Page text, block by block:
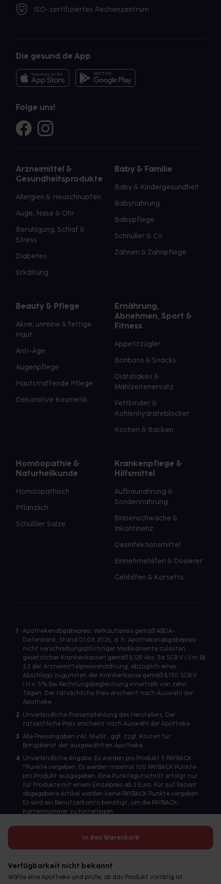
In den Warenkorb
Verfügbarkeit nicht bekannt
Wähle eine Apotheke und prüfe, ob das Produkt vorrätig ist.
ISO-zertifiziertes Rechenzentrum
Die gesund.de App
Folge uns!
Arzneimittel &
Gesundheitsprodukte
Allergien & Heuschnupfen
Auge, Nase & Ohr
Beruhigung, Schlaf &
Stress
Diabetes
Erkältung
Baby & Familie
Baby & Kindergesundheit
Babynahrung
Babypflege
Schnuller & Co.
Zahnen & Zahnpflege
Beauty & Pflege
Akne, unreine & fettige
Haut
Anti-Age
Augenpflege
Hautstraffende Pflege
Dekorative Kosmetik
Ernährung,
Abnehmen, Sport &
Fitness
Appetitzügler
Bonbons & Snacks
Diätshakes &
Mahlzeitenersatz
Fettbinder &
Kohlenhydrateblocker
Kochen & Backen
Homöopathie &
Naturheilkunde
Homöopathisch
Pflanzlich
Schüßler Salze
Krankenpflege &
Hilfsmittel
Aufbaunahrung &
Sondennahrung
Blasenschwäche &
Inkontinenz
Desinfektionsmittel
Einnehmehilfen & Dosierer
Gehhilfen & Korsetts
1
Apothekenabgabepreis: Verkaufspreis gemäß ABDA-
Datenbank, Stand 01.08.2026, d. h. Apothekenabgabepreis
nicht verschreibungspflichtiger Medikamente zulasten
gesetzlicher Krankenkassen gemäß § 129 Abs. 5a SGB V i.V.m §§
2,3 der Arzneimittelpreisverordnung, abzüglich eines
Abschlags zugunsten der Krankenkasse gemäß § 130 SGB V
i.H.v. 5% bei Rechnungsbegleichung innerhalb von zehn
Tagen. Der tatsächliche Preis erscheint nach Auswahl der
Apotheke.
2 Unverbindliche Preisempfehlung des Herstellers. Der
tatsächliche Preis erscheint nach Auswahl der Apotheke.
3 Alle Preisangaben inkl. MwSt., ggf. zzgl. Kosten für
Bringdienst der ausgewählten Apotheke.
4 Unverbindliche Angabe. Es werden pro Produkt 5 PAYBACK
°Punkte vergeben. Es werden maximal 100 PAYBACK Punkte
pro Produkt ausgegeben. Eine Punktegutschrift erfolgt nur
für Produkte mit einem Einzelpreis ab 2 Euro. Für auf Rezept
abgegebene Artikel werden keine PAYBACK Punkte vergeben.
Es wird ein Benutzerkonto benötigt, um die PAYBACK-
Kartennummer zu hinterlegen.
Betreiber des Portals und verantwortlich: gesund.de GmbH &
© 2026 gesund.de GmbH & Co. KG